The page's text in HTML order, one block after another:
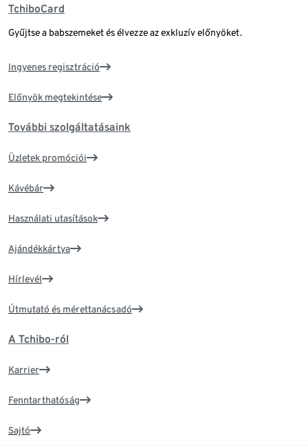
TchiboCard
Gyűjtse a babszemeket és élvezze az exkluzív előnyöket.
Ingyenes regisztráció
Előnyök megtekintése
További szolgáltatásaink
Üzletek promóciói
Kávébár
Használati utasítások
Ajándékkártya
Hírlevél
Útmutató és mérettanácsadó
A Tchibo-ról
Karrier
Fenntarthatóság
Sajtó